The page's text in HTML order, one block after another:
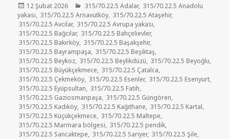
Yayın
tarihi
12 Şubat 2026 Kategoriler
315/70.22.5 Adalar, 315/70.22.5 Anadolu
yakası, 315/70.22.5 Arnavutköy, 315/70.22.5 Ataşehir,
315/70.22.5 Avcılar, 315/70.22.5 Avrupa yakası,
315/70.22.5 Bağcılar, 315/70.22.5 Bahçelievler,
315/70.22.5 Bakırköy, 315/70.22.5 Başakşehir,
315/70.22.5 Bayrampaşa, 315/70.22.5 Beşiktaş,
315/70.22.5 Beykoz, 315/70.22.5 Beylikdüzü, 315/70.22.5 Beyoğlu,
315/70.22.5 Büyükçekmece, 315/70.22.5 Çatalca,
315/70.22.5 Çekmeköy, 315/70.22.5 Esenler, 315/70.22.5 Esenyurt,
315/70.22.5 Eyüpsultan, 315/70.22.5 Fatih,
315/70.22.5 Gaziosmanpaşa, 315/70.22.5 Güngören,
315/70.22.5 Kadıköy, 315/70.22.5 Kağıthane, 315/70.22.5 Kartal,
315/70.22.5 Küçükçekmece, 315/70.22.5 Maltepe,
315/70.22.5 Marmara bölgesi, 315/70.22.5 pendik,
315/70.22.5 Sancaktepe, 315/70.22.5 Sarıyer, 315/70.22.5 Şile,